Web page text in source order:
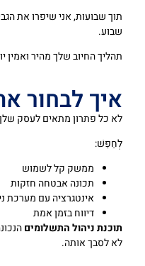
תוך שבועות, אני שיפרו את
שבוע.
תהליך החיוב שלך מהיר ואמין
איך לבחור
לא כל פתרון מתאים לעסק
לְחַפֵּשׁ:
ממשק קל לשמוש
תכונה אבטחה חזקות
אינטגרציה עם מערכת
דיווח בזמן אמת
תוכנת ניהול התשלומים
לא לסבך אותה.